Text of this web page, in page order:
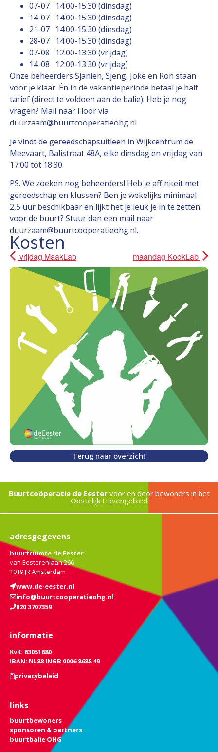
Terug naar overzicht
07-07 14:00-15:30 (dinsdag)
14-07 14:00-15:30 (dinsdag)
21-07 14:00-15:30 (dinsdag)
28-07 14:00-15:30 (dinsdag)
07-08 12:00-13:30 (vrijdag)
14-08 12:00-13:30 (vrijdag)
Onze beheerders Sjanien, Sjeng, Joke en Ron staan
voor je klaar. Én in de vakantieperiode betaal je half
tarief (direct te voldoen aan de balie). Heb je nog
vragen? Mail naar Floor via
duurzaam@buurtcooperatieohg.nl
Je vindt de gereedschapsuitleen in Wijkcentrum de
Meevaart, Balistraat 48A, elke dinsdag en vrijdag van
17:00 tot 18:30.
PS. We zoeken nog beheerders! Heb je affiniteit met
gereedschap en klussen? Ben je wekelijks minimaal
2,5 uur beschikbaar en lijkt het je leuk je in te zetten
voor de buurt? Stuur dan een mail naar
duurzaam@buurtcooperatieohg.nl.
Kosten
vrijdag MaakLab maandag KookLab
Buurtcoöperatie de Eestervoor en door bewoners in het
Oostelijk Havengebied
adresgegevens
buurtruimte de Eester
van Eesterenlaan 266
1019 JR Amsterdam
www.de-eester.nl
info@buurtcooperatieohg.nl
020 3707359
informatie
KvK: 63051680
IBAN: NL88 INGB 0006 8688 49
privacybeleid
links
buurtbewoners
sponsoren & partners
buurtbalie OHG